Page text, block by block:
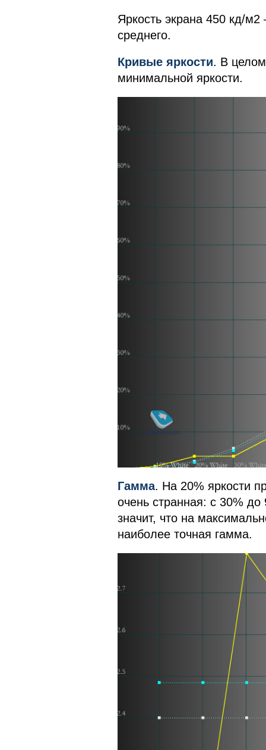
Яркость экрана 450 кд/
среднего.
Кривые яркости. В
минимальной яркости.
Гамма. На 20% яркости
очень странная: с 30%
значит, что на
наиболее точная гамма.